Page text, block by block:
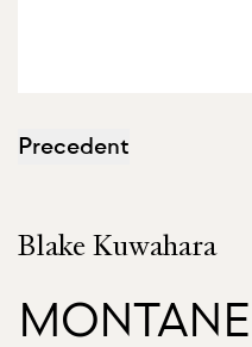
Precedent
Blake Kuwahara